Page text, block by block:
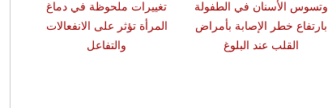
تغييرات ملحوظة في دماغ
المرأة تؤثر على الانفعالات
والتفاعل
وتسوس الأسنان في الطفولة
بارتفاع خطر الإصابة بأمراض
القلب عند البلوغ